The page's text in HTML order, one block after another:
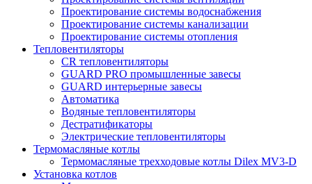
Проектирование системы водоснабжения
Проектирование системы канализации
Проектирование системы отопления
Тепловентиляторы
CR тепловентиляторы
GUARD PRO промышленные завесы
GUARD интерьерные завесы
Автоматика
Водяные тепловентиляторы
Дестратификаторы
Электрические тепловентиляторы
Термомасляные котлы
Термомасляные трехходовые котлы Dilex MV3-D
Установка котлов